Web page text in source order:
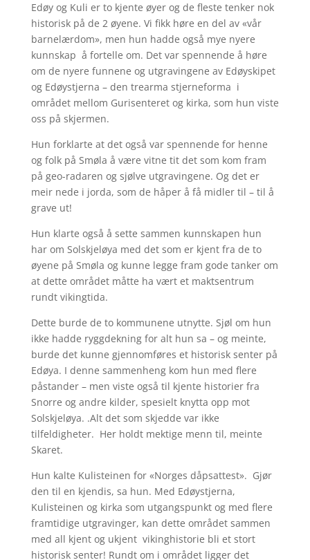
Edøy og Kuli er to kjente øyer og de fleste tenker nok
historisk på de 2 øyene. Vi fikk høre en del av «vår
barnelærdom», men hun hadde også mye nyere
kunnskap å fortelle om. Det var spennende å høre
om de nyere funnene og utgravingene av Edøyskipet
og Edøystjerna – den trearma stjerneforma i
området mellom Gurisenteret og kirka, som hun viste
oss på skjermen.
Hun forklarte at det også var spennende for henne
og folk på Smøla å være vitne tit det som kom fram
på geo-radaren og sjølve utgravingene. Og det er
meir nede i jorda, som de håper å få midler til – til å
grave ut!
Hun klarte også å sette sammen kunnskapen hun
har om Solskjeløya med det som er kjent fra de to
øyene på Smøla og kunne legge fram gode tanker om
at dette området måtte ha vært et maktsentrum
rundt vikingtida.
Dette burde de to kommunene utnytte. Sjøl om hun
ikke hadde ryggdekning for alt hun sa – og meinte,
burde det kunne gjennomføres et historisk senter på
Edøya. I denne sammenheng kom hun med flere
påstander – men viste også til kjente historier fra
Snorre og andre kilder, spesielt knytta opp mot
Solskjeløya. .Alt det som skjedde var ikke
tilfeldigheter. Her holdt mektige menn til, meinte
Skaret.
Hun kalte Kulisteinen for «Norges dåpsattest». Gjør
den til en kjendis, sa hun. Med Edøystjerna,
Kulisteinen og kirka som utgangspunkt og med flere
framtidige utgravinger, kan dette området sammen
med all kjent og ukjent vikinghistorie bli et stort
historisk senter! Rundt om i området ligger det